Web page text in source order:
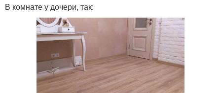
В комнате у дочери, так: